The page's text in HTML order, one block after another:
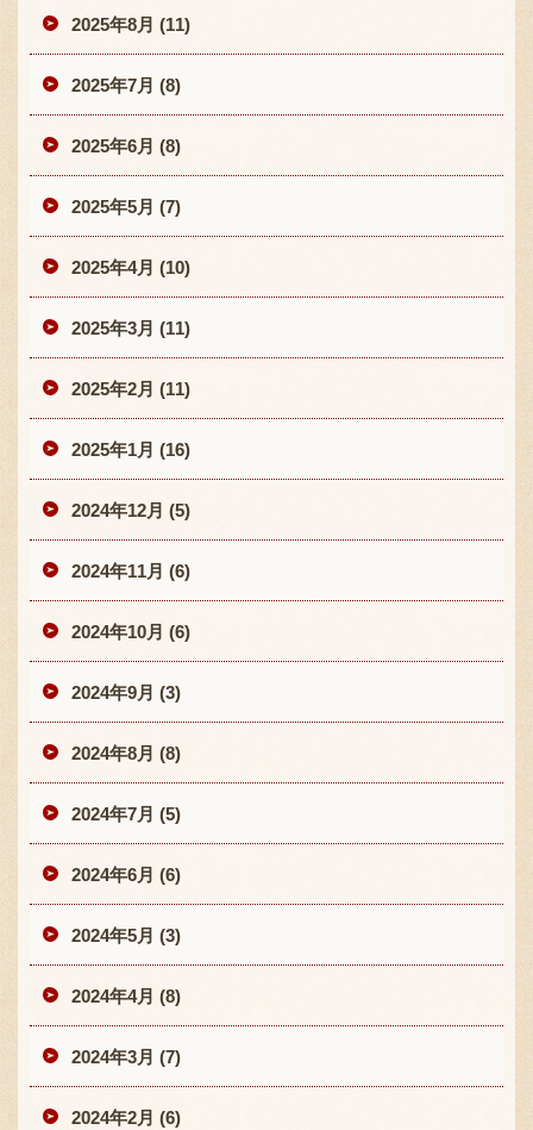
2025年8月 (11)
2025年7月 (8)
2025年6月 (8)
2025年5月 (7)
2025年4月 (10)
2025年3月 (11)
2025年2月 (11)
2025年1月 (16)
2024年12月 (5)
2024年11月 (6)
2024年10月 (6)
2024年9月 (3)
2024年8月 (8)
2024年7月 (5)
2024年6月 (6)
2024年5月 (3)
2024年4月 (8)
2024年3月 (7)
2024年2月 (6)